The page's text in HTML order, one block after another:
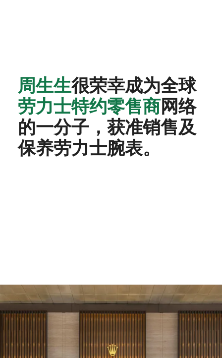
‭周生生‬很荣幸成为全球
劳力士特约零售商网络
的一分子，获准销售及
保养劳力士腕表。